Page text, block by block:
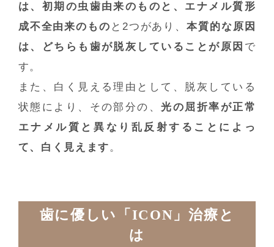
は、初期の虫歯由来のものと、エナメル質形
成不全由来のもの と2つがあり、本質的な原因
は、どちらも歯が脱灰していることが原因 で
す。
また、白く見える理由として、脱灰している
状態により、その部分の、光の屈折率が正常
エナメル質と異なり乱反射することによっ
て、白く見えます。
歯に優しい「ICON」治療と
は